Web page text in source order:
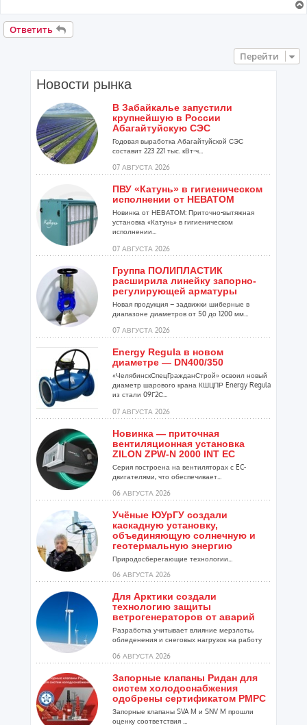
Ответить
Перейти
Новости рынка
В Забайкалье запустили
крупнейшую в России
Абагайтуйскую СЭС
Годовая выработка Абагайтуйской СЭС
составит 223 221 тыс. кВт-ч...
07 АВГУСТА 2026
ПВУ «Катунь» в гигиеническом
исполнении от НЕВАТОМ
Новинка от НЕВАТОМ: Приточно-вытяжная
установка «Катунь» в гигиеническом
исполнении...
07 АВГУСТА 2026
Группа ПОЛИПЛАСТИК
расширила линейку запорно-
регулирующей арматуры
Новая продукция – задвижки шиберные в
диапазоне диаметров от 50 до 1200 мм...
07 АВГУСТА 2026
Energy Regula в новом
диаметре — DN400/350
«ЧелябинскСпецГражданСтрой» освоил новый
диаметр шарового крана КШЦПР Energy Regula
из стали 09Г2С...
07 АВГУСТА 2026
Новинка — приточная
вентиляционная установка
ZILON ZPW-N 2000 INT EC
Серия построена на вентиляторах с EC-
двигателями, что обеспечивает...
06 АВГУСТА 2026
Учёные ЮУрГУ создали
каскадную установку,
объединяющую солнечную и
геотермальную энергию
Природосберегающие технологии...
06 АВГУСТА 2026
Для Арктики создали
технологию защиты
ветрогенераторов от аварий
Разработка учитывает влияние мерзлоты,
обледенения и снеговых нагрузок на работу
06 АВГУСТА 2026
Запорные клапаны Ридан для
систем холодоснабжения
одобрены сертификатом РМРС
Запорные клапаны SVA M и SNV M прошли
оценку соответствия ...